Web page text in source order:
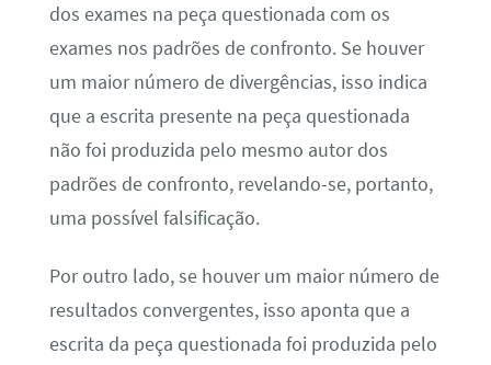
dos exames na peça questionada com os
exames nos padrões de confronto. Se houver
um maior número de divergências, isso indica
que a escrita presente na peça questionada
não foi produzida pelo mesmo autor dos
padrões de confronto, revelando-se, portanto,
uma possível falsificação.
Por outro lado, se houver um maior número de
resultados convergentes, isso aponta que a
escrita da peça questionada foi produzida pelo